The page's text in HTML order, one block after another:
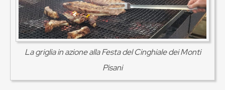
La griglia in azione alla Festa del Cinghiale dei Monti
Pisani